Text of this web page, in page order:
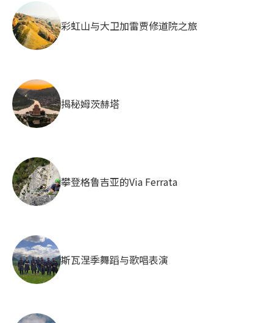
彩虹山与大卫加雷贾修道院之旅
揭秘姆茨赫塔
攀登格鲁吉亚的Via Ferrata
斯瓦涅季舞蹈与歌唱表演